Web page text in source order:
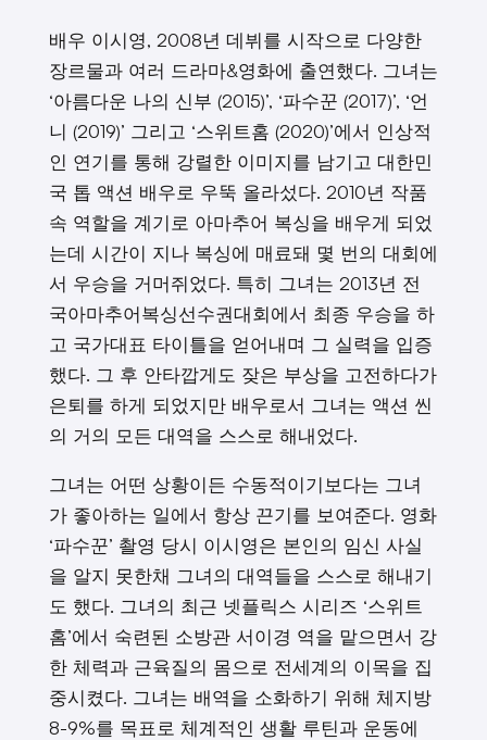
배우 이시영, 2008년 데뷔를 시작으로 다양한
장르물과 여러 드라마&영화에 출연했다. 그녀는
‘아름다운 나의 신부 (2015)’, ‘파수꾼 (2017)’, ‘언
니 (2019)’ 그리고 ‘스위트홈 (2020)’에서 인상적
인 연기를 통해 강렬한 이미지를 남기고 대한민
국 톱 액션 배우로 우뚝 올라섰다. 2010년 작품
속 역할을 계기로 아마추어 복싱을 배우게 되었
는데 시간이 지나 복싱에 매료돼 몇 번의 대회에
서 우승을 거머쥐었다. 특히 그녀는 2013년 전
국아마추어복싱선수권대회에서 최종 우승을 하
고 국가대표 타이틀을 얻어내며 그 실력을 입증
했다. 그 후 안타깝게도 잦은 부상을 고전하다가
은퇴를 하게 되었지만 배우로서 그녀는 액션 씬
의 거의 모든 대역을 스스로 해내었다.
그녀는 어떤 상황이든 수동적이기보다는 그녀
가 좋아하는 일에서 항상 끈기를 보여준다. 영화
‘파수꾼’ 촬영 당시 이시영은 본인의 임신 사실
을 알지 못한채 그녀의 대역들을 스스로 해내기
도 했다. 그녀의 최근 넷플릭스 시리즈 ‘스위트
홈’에서 숙련된 소방관 서이경 역을 맡으면서 강
한 체력과 근육질의 몸으로 전세계의 이목을 집
중시켰다. 그녀는 배역을 소화하기 위해 체지방
8-9%를 목표로 체계적인 생활 루틴과 운동에